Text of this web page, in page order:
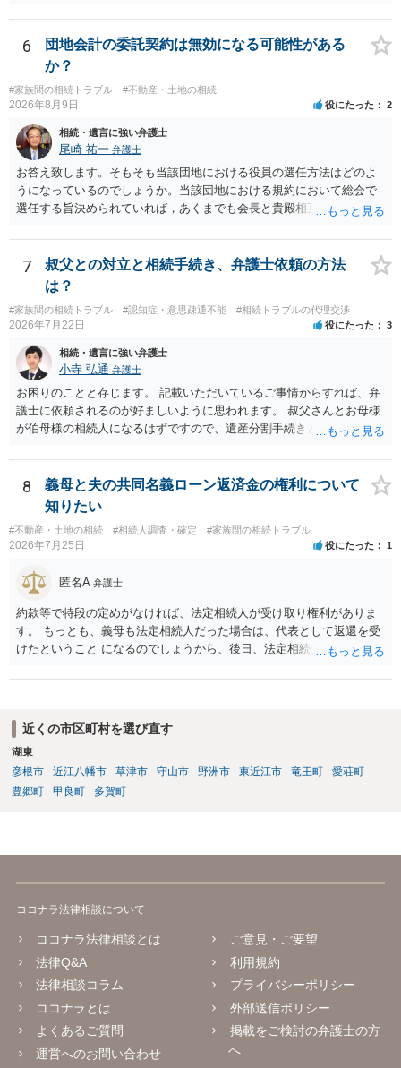
された書類のコピーを取得して、弁護士に面談で詳しい事情を話して
相談 されたら良いと思います。
6
団地会計の委託契約は無効になる可能性がある
か？
#家族間の相続トラブル #不動産・土地の相続
2026年8月9日 役にたった 2
相続・遺言に強い弁護士
尾崎 祐一 弁護士
お答え致します。そもそも当該団地における役員の選任方法はどのよ
うになっているのでしょうか。当該団地における規約において総会で
選任する旨決められていれば，あくまでも会長と貴殿相互間における
し，団地と貴殿との委託契約は有効に成立しています。当該団地にお
ける役員の選任が会長の専権でできるのであれば，貴殿と会長との合
意により委託契約は有効に成立しています。
7
叔父との対立と相続手続き、弁護士依頼の方法
は？
#家族間の相続トラブル #認知症・意思疎通不能 #相続トラブルの代理交渉
2026年7月22日 役にたった 3
相続・遺言に強い弁護士
小寺 弘通 弁護士
お困りのことと存じます。 記載いただいているご事情からすれば、弁
護士に依頼されるのが好ましいように思われます。 叔父さんとお母様
が伯母様の相続人になるはずですので、遺産分割手続きという形でお
に呼ばれなかったことについて慰謝料を請求する」と言ってこられて
いる部分に関しては、 現状特に訴訟提起等されている訳ではないので
しょうから、こちらから積極的に動く必要はないように見受けられま
す。 仮に訴訟を起こされるなどした場合には、遺産分割手続きで依頼
される弁護士の方に対応をお願いするのが良いのではないでしょう
か。 以上ご参考にしていただければ幸いです。
8
義母と夫の共同名義ローン返済金の権利について
知りたい
#不動産・土地の相続 #相続人調査・確定 #家族間の相続トラブル
2026年7月25日 役にたった 1
匿名A 弁護士
約款等で特段の定めがなければ、法定相続人が受け取り権利がありま
す。 もっとも、義母も法定相続人だった場合は、代表として返還を受
けたということ になるのでしょうから、後日、法定相続分に基づいて
近くの市区町村を選び直す
湖東
彦根市
近江八幡市 草津市 守山市 野洲市 東近江市 竜王町
愛荘町
豊郷町
甲良町 多賀町
ココナラ法律相談について
ココナラ法律相談とは
法律Q&A
法律相談コラム
ココナラとは
よくあるご質問
運営へのお問い合わせ
ご意見・ご要望
利用規約
プライバシーポリシー
外部送信ポリシー
掲載をご検討の弁護士の方
へ